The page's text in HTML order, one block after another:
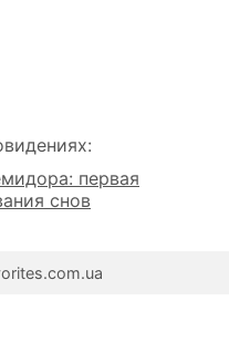
первая
снов